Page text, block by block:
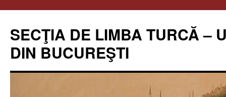
content
SECŢIA DE LIMBA TURCĂ –
DIN BUCUREŞTI